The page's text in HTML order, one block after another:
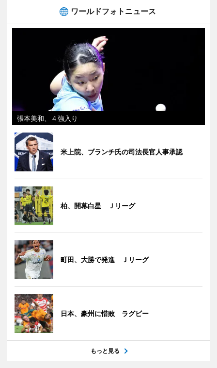
ワールドフォトニュース
張本美和、４強入り
米上院、ブランチ氏の司法長官人事承認
柏、開幕白星 Ｊリーグ
町田、大勝で発進 Ｊリーグ
日本、豪州に惜敗 ラグビー
もっと見る